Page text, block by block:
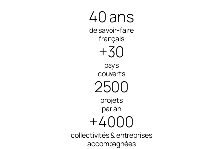
40 ans
de savoir-faire
français
+30
pays
couverts
2500
projets
par an
+4000
collectivités & entreprises
accompagnées